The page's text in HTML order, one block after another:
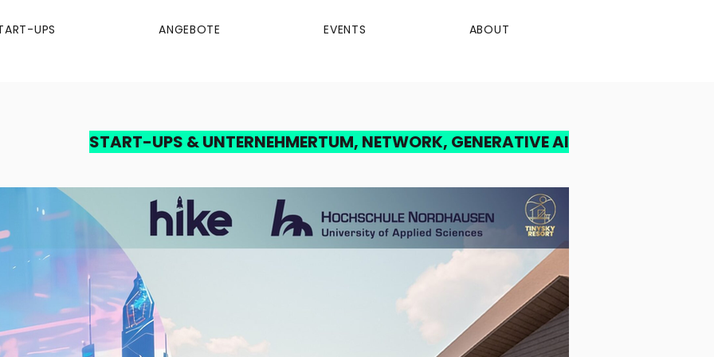
UPS ANGEBOTE EVENTS ABOUT
START-UPS & UNTERNEHMERTUM, NETWORK, GENERATIVE AI